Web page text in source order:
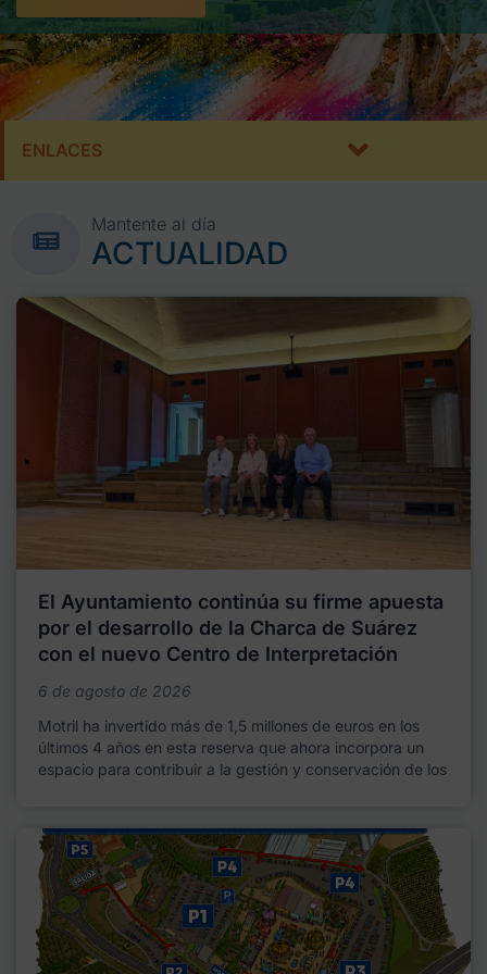
ENLACES
Mantente al día
ACTUALIDAD
El Ayuntamiento continúa su firme apuesta
por el desarrollo de la Charca de Suárez
con el nuevo Centro de Interpretación
6 de agosto de 2026
Motril ha invertido más de 1,5 millones de euros en los
últimos 4 años en esta reserva que ahora incorpora un
espacio para contribuir a la gestión y conservación de los